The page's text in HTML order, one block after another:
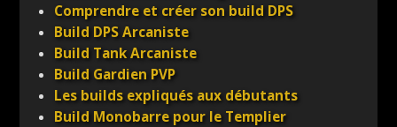
Comprendre et créer son build DPS
Build DPS Arcaniste
Build Tank Arcaniste
Build Gardien PVP
Les builds expliqués aux débutants
Build Monobarre pour le Templier